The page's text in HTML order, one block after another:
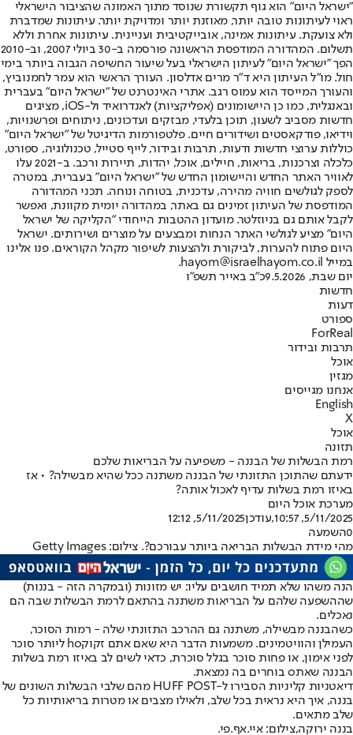
"ישראל היום" הוא גוף תקשורת שנוסד מתוך האמונה שהציבור הישראלי
ראוי לעיתונות טובה יותר, מאוזנת יותר ומדויקת יותר. עיתונות שמדברת
ולא צועקת. עיתונות אמינה, אובייקטיבית ועניינית. עיתונות אחרת וללא
תשלום. המהדורה המודפסת הראשונה פורסמה ב-30 ביולי 2007, וב-2010
הפך "ישראל היום" לעיתון הישראלי בעל שיעור החשיפה הגבוה ביותר בימי
חול. מו"ל העיתון היא ד"ר מרים אדלסון. העורך הראשי הוא עמר לחמנוביץ,
והעורך המייסד הוא עמוס רגב. אתרי האינטרנט של "ישראל היום" בעברית
ובאנגלית, כמו כן היישומונים (אפליקציות) לאנדרואיד ול-iOS, מציגים
חדשות מסביב לשעון, תוכן בלעדי, מבזקים ועדכונים, ניתוחים ופרשנויות,
וידיאו, פודקאסטים ושידורים חיים. פלטפורמות הדיגיטל של "ישראל היום"
כוללות ערוצי חדשות ודעות, תרבות ובידור, לייף סטייל, טכנולוגיה, ספורט,
כלכלה וצרכנות, בריאות, חיילים, אוכל, יהדות, תיירות ורכב. ב-2021 עלו
לאוויר האתר החדש והיישומון החדש של "ישראל היום" בעברית, במטרה
לספק לגולשים חוויה מהירה, עדכנית, בטוחה ונוחה. תכני המהדורה
המודפסת של העיתון זמינים גם באתר, במהדורה יומית מקוונת, ואפשר
לקבל אותם גם בניוזלטר. מועדון ההטבות הייחודי "הקליקה של ישראל
היום" מציע לגולשי האתר הנחות ומבצעים על מוצרים ושירותים. ישראל
היום פתוח להערות, לביקורת ולהצעות לשיפור מקהל הקוראים. פנו אלינו
במייל hayom@israelhayom.co.il.
יום שבת, 9.5.2026
כ"ב באייר תשפ"ו
חדשות
דעות
ספורט
ForReal
תרבות ובידור
אוכל
מגזין
אנחנו מגייסים
English
X
אוכל
תזונה
רמת הבשלות של הבננה - משפיעה על הבריאות שלכם
ידעתם שהתוכן התזונתי של הבננה משתנה ככל שהיא מבשילה? • אז
באיזו רמת בשלות עדיף לאכול אותה?
מערכת אוכל היום
5/11/2025, 10:57
,עודכן5/11/2025, 12:12
0השמעה
מהי מידת הבשלות הבריאה ביותר עבורכם?. צילום: Getty Images
הנה משהו שלא תמיד חושבים עליו: יש מזונות (ובמקרה הזה - בננות)
שההשפעה שלהם על הבריאות משתנה בהתאם לרמת הבשלות שבה הם
נאכלים.
כשהבננה מבשילה, משתנה גם ההרכב התזונתי שלה - רמות הסוכר,
העמילן והוויטמינים. משמעות הדבר היא שאם אתם זקוקho ליותר סוכר
לפני אימון, או פחות סוכר בגלל סוכרת, כדאי לשים לב באיזו רמת בשלות
הבננה שאתo בוחרים בה נמצאת.
דיאטניות קליניות הסבירו ל-HUFF POST מהם שלבי הבשלות השונים של
בננה, איך היא נראית בכל שלב, ולאילו מצבים או מטרות בריאותיות כל
שלב מתאים.
בננה ירוקה,צילום: איי.אף.פי.